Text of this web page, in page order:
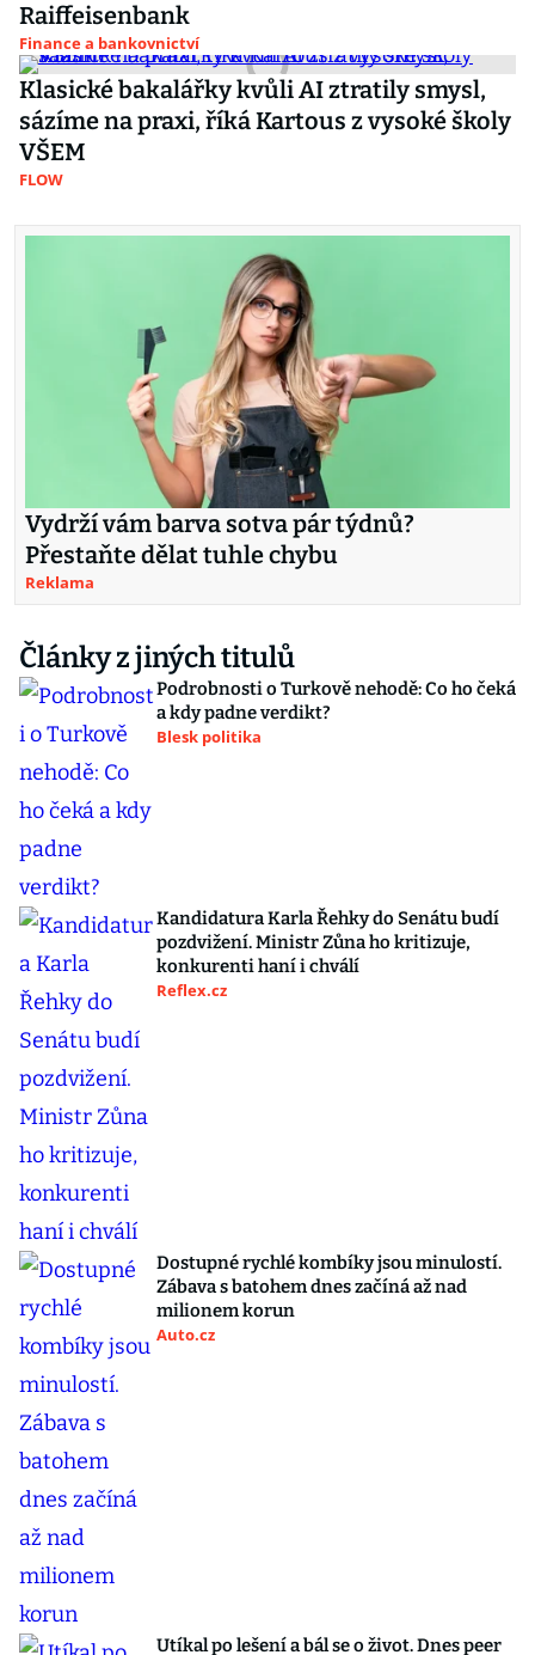
Raiffeisenbank
Finance a bankovnictví
Klasické bakalářky kvůli AI ztratily smysl,
sázíme na praxi, říká Kartous z vysoké školy
VŠEM
FLOW
Vydrží vám barva sotva pár týdnů?
Přestaňte dělat tuhle chybu
Reklama
Články z jiných titulů
Podrobnosti o Turkově nehodě: Co ho čeká
a kdy padne verdikt?
Blesk politika
Kandidatura Karla Řehky do Senátu budí
pozdvižení. Ministr Zůna ho kritizuje,
konkurenti haní i chválí
Reflex.cz
Dostupné rychlé kombíky jsou minulostí.
Zábava s batohem dnes začíná až nad
milionem korun
Auto.cz
Utíkal po lešení a bál se o život. Dnes peer